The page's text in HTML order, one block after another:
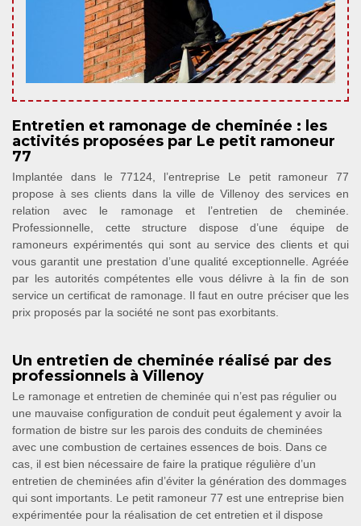
Entretien et ramonage de cheminée : les
activités proposées par Le petit ramoneur
77
Implantée dans le 77124, l’entreprise Le petit ramoneur 77
propose à ses clients dans la ville de Villenoy des services en
relation avec le ramonage et l’entretien de cheminée.
Professionnelle, cette structure dispose d’une équipe de
ramoneurs expérimentés qui sont au service des clients et qui
vous garantit une prestation d’une qualité exceptionnelle. Agréée
par les autorités compétentes elle vous délivre à la fin de son
service un certificat de ramonage. Il faut en outre préciser que les
prix proposés par la société ne sont pas exorbitants.
Un entretien de cheminée réalisé par des
professionnels à Villenoy
Le ramonage et entretien de cheminée qui n’est pas régulier ou
une mauvaise configuration de conduit peut également y avoir la
formation de bistre sur les parois des conduits de cheminées
avec une combustion de certaines essences de bois. Dans ce
cas, il est bien nécessaire de faire la pratique régulière d’un
entretien de cheminées afin d’éviter la génération des dommages
qui sont importants. Le petit ramoneur 77 est une entreprise bien
expérimentée pour la réalisation de cet entretien et il dispose